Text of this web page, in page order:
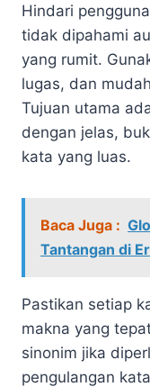
Hindari
tidak dipahami
yang rumit.
lugas, dan
Tujuan utama
dengan jelas,
kata yang luas.
Baca Juga :
Tantangan di
Pastikan setiap
makna yang
sinonim jika
pengulangan